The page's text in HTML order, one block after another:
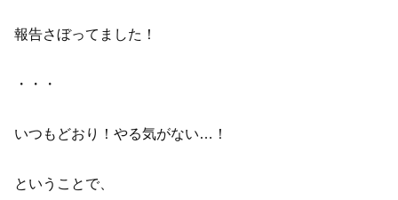
報告さぼってました！
・・・
いつもどおり！やる気がない…！
ということで、